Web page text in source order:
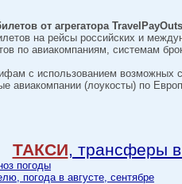
от агрегатора
на рейсы российских и
по авиакомпаниям, системам
с использованием возможных
авиакомпании (лоукосты) по
ТАКСИ, трансферы
погоды
погода в августе, сентябре